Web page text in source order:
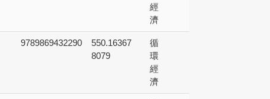
經
濟
9789869432290
550.16367
8079
循
環
經
濟